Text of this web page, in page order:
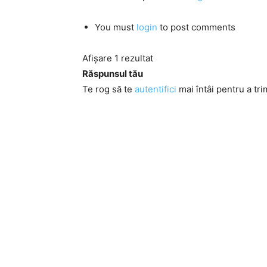
You must login to post comments
Afișare 1 rezultat
Răspunsul tău
Te rog să te autentifici mai întâi pentru a